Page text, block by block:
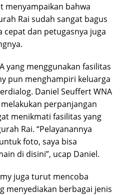
menyampaikan bahwa
Rai sudah sangat bagus
cepat dan petugasnya juga
yang menggunakan fasilitas
pun menghampiri keluarga
Daniel Seuffert WNA
perpanjangan
menikmati fasilitas yang
Rai. “Pelayanannya
foto, saya bisa
di disini”, ucap Daniel.
juga turut mencoba
menyediakan berbagai jenis